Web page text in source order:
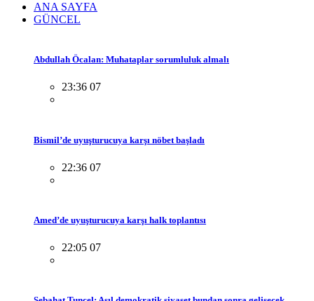
ANA SAYFA
GÜNCEL
Abdullah Öcalan: Muhataplar sorumluluk almalı
23:36 07
Bismil’de uyuşturucuya karşı nöbet başladı
22:36 07
Amed’de uyuşturucuya karşı halk toplantısı
22:05 07